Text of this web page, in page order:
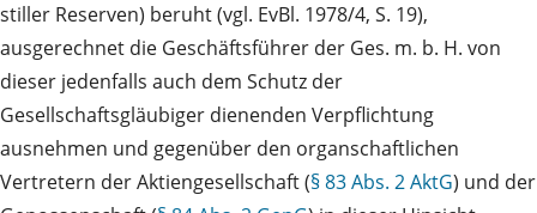
stiller Reserven) beruht (vgl. EvBl. 1978/4, S. 19),
ausgerechnet die Geschäftsführer der Ges. m. b. H. von
dieser jedenfalls auch dem Schutz der
Gesellschaftsgläubiger dienenden Verpflichtung
ausnehmen und gegenüber den organschaftlichen
Vertretern der Aktiengesellschaft (§ 83 Abs. 2 AktG) und der